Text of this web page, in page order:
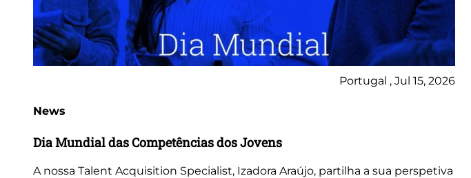
Portugal , Jul 15, 2026
News
Dia Mundial das Competências dos Jovens
A nossa Talent Acquisition Specialist, Izadora Araújo, partilha a sua perspetiva